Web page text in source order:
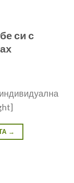
си с
→